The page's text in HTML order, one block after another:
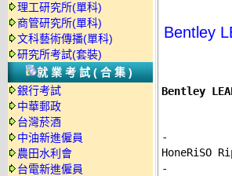
理工研究所(單科)
商管研究所(單科)
文科藝術傳播(單科)
研究所考試(套裝)
就業考試(合集)
銀行考試
中華郵政
台灣菸酒
中油新進僱員
農田水利會
台電新進僱員
Bentley
Bentley
-
-